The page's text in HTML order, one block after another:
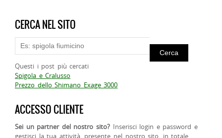
CERCA NEL SITO
Questi i post più cercati
Spigola e Cralusso
Prezzo dello Shimano Exage 3000
ACCESSO CLIENTE
Sei un partner del nostro sito? Inserisci login e password e
gestisci la tua attività, presente nel nostro sito, in totale